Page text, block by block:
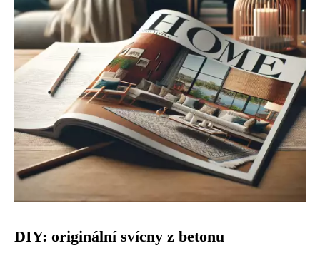
DIY: originální svícny z betonu